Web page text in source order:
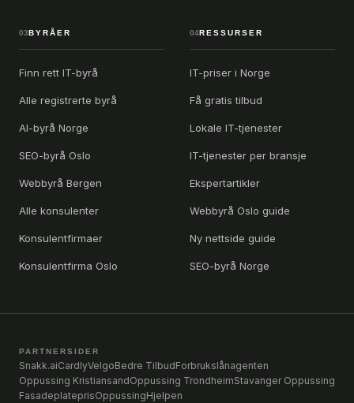
03 BYRÅER
Finn rett IT-byrå
Alle registrerte byrå
AI-byrå Norge
SEO-byrå Oslo
Webbyrå Bergen
Alle konsulenter
Konsulentfirmaer
Konsulentfirma Oslo
04RESSURSER
IT-priser i Norge
Få gratis tilbud
Lokale IT-tjenester
IT-tjenester per bransje
Ekspertartikler
Webbyrå Oslo guide
Ny nettside guide
SEO-byrå Norge
PARTNERSIDER
Snakk.aiCardlyVelgoBedre TilbudForbrukslånagenten
Oppussing KristiansandOppussing TrondheimStavanger Oppussing
FasadeplateprisOppussingHjelpen